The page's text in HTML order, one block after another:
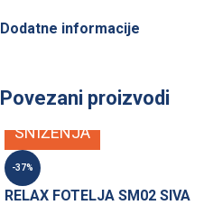
Dodatne informacije
Povezani proizvodi
SNIŽENJA
-37%
RELAX FOTELJA SM02 SIVA